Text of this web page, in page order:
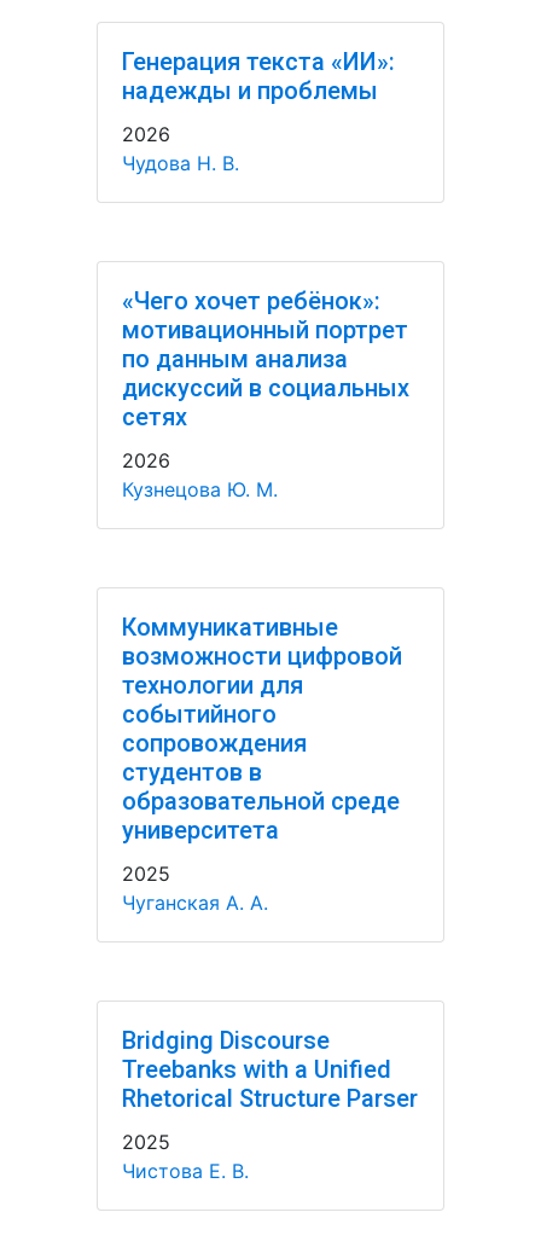
Генерация текста «ИИ»:
надежды и проблемы
2026
Чудова Н. В.
«Чего хочет ребёнок»:
мотивационный портрет
по данным анализа
дискуссий в социальных
сетях
2026
Кузнецова Ю. М.
Коммуникативные
возможности цифровой
технологии для
событийного
сопровождения
студентов в
образовательной среде
университета
2025
Чуганская А. А.
Bridging Discourse
Treebanks with a Unified
Rhetorical Structure Parser
2025
Чистова Е. В.